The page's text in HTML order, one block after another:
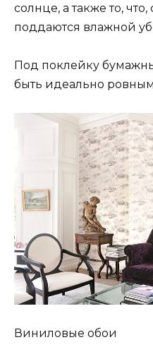
солнце, а также то,
поддаются влажной
Под поклейку
быть идеально
Виниловые обои